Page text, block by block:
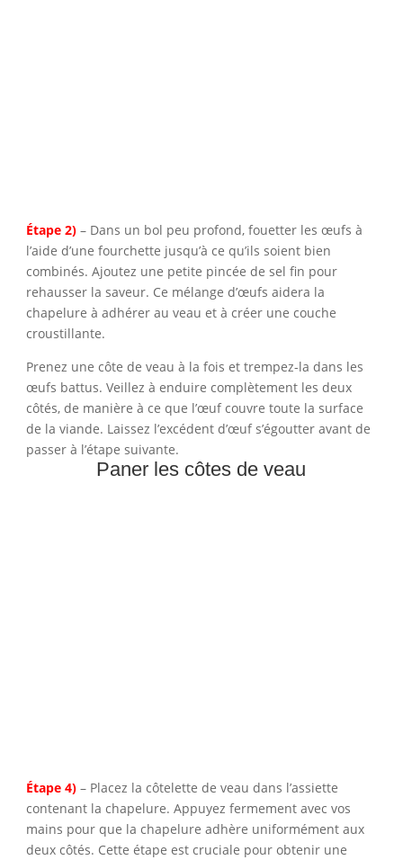
Étape 2)– Dans un bol peu profond, fouetter les œufs à
l’aide d’une fourchette jusqu’à ce qu’ils soient bien
combinés. Ajoutez une petite pincée de sel fin pour
rehausser la saveur. Ce mélange d’œufs aidera la
chapelure à adhérer au veau et à créer une couche
croustillante.
Prenez une côte de veau à la fois et trempez-la dans les
œufs battus. Veillez à enduire complètement les deux
côtés, de manière à ce que l’œuf couvre toute la surface
de la viande. Laissez l’excédent d’œuf s’égoutter avant de
passer à l’étape suivante.
Paner les côtes de veau
Étape 4)– Placez la côtelette de veau dans l’assiette
contenant la chapelure. Appuyez fermement avec vos
mains pour que la chapelure adhère uniformément aux
deux côtés. Cette étape est cruciale pour obtenir une